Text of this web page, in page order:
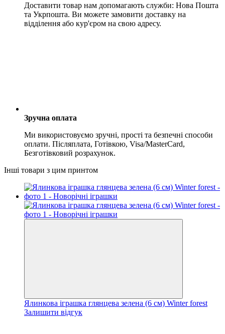
Доставити товар нам допомагають служби: Нова Пошта
та Укрпошта. Ви можете замовити доставку на
відділення або кур'єром на свою адресу.
Зручна оплата
Ми використовуємо зручні, прості та безпечні способи
оплати. Післяплата, Готівкою, Visa/MasterCard,
Безготівковий розрахунок.
Інші товари з цим принтом
Ялинкова іграшка глянцева зелена (6 см) Winter forest
Залишити відгук